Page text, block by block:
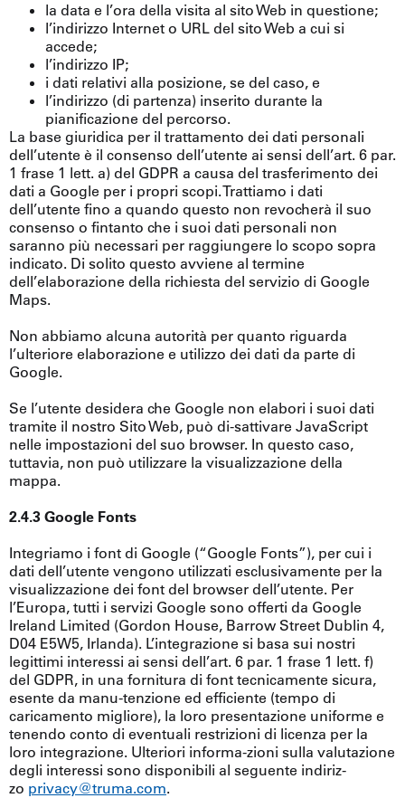
la data e l’ora della visita al sito Web in questione;
l’indirizzo Internet o URL del sito Web a cui si
accede;
l’indirizzo IP;
i dati relativi alla posizione, se del caso, e
l’indirizzo (di partenza) inserito durante la
pianificazione del percorso.
La base giuridica per il trattamento dei dati personali
dell’utente è il consenso dell’utente ai sensi dell’art. 6 par.
1 frase 1 lett. a) del GDPR a causa del trasferimento dei
dati a Google per i propri scopi. Trattiamo i dati
dell’utente fino a quando questo non revocherà il suo
consenso o fintanto che i suoi dati personali non
saranno più necessari per raggiungere lo scopo sopra
indicato. Di solito questo avviene al termine
dell’elaborazione della richiesta del servizio di Google
Maps.
Non abbiamo alcuna autorità per quanto riguarda
l’ulteriore elaborazione e utilizzo dei dati da parte di
Google.
Se l’utente desidera che Google non elabori i suoi dati
tramite il nostro Sito Web, può di-sattivare JavaScript
nelle impostazioni del suo browser. In questo caso,
tuttavia, non può utilizzare la visualizzazione della
mappa.
2.4.3 Google Fonts
Integriamo i font di Google (“Google Fonts”), per cui i
dati dell’utente vengono utilizzati esclusivamente per la
visualizzazione dei font del browser dell’utente. Per
l’Europa, tutti i servizi Google sono offerti da Google
Ireland Limited (Gordon House, Barrow Street Dublin 4,
D04 E5W5, Irlanda). L’integrazione si basa sui nostri
legittimi interessi ai sensi dell’art. 6 par. 1 frase 1 lett. f)
del GDPR, in una fornitura di font tecnicamente sicura,
esente da manu-tenzione ed efficiente (tempo di
caricamento migliore), la loro presentazione uniforme e
tenendo conto di eventuali restrizioni di licenza per la
loro integrazione. Ulteriori informa-zioni sulla valutazione
degli interessi sono disponibili al seguente indiriz-
zo privacy@truma.com.